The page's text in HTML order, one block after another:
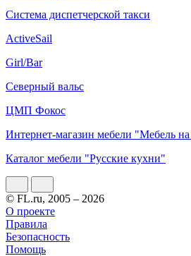
Система диспетчерской такси
ActiveSail
Girl/Bar
Северный вальс
ЦМП Фокос
Интернет-магазин мебели "Мебель
Каталог мебели "Русские кухни"
© FL.ru, 2005 – 2026
О проекте
Правила
Безопасность
Помощь